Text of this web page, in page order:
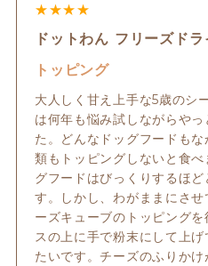
ドットわん フリーズド
★★★★
トッピング
大人しく甘え上手な5歳のシ
は何年も悩み試しながらや
た。どんなドッグフードも
類もトッピングしないと食
グフードはびっくりするほ
す。しかし、わがままにさ
ーズキューブのトッピング
スの上に手で粉末にして上
たいです。チーズのふりか